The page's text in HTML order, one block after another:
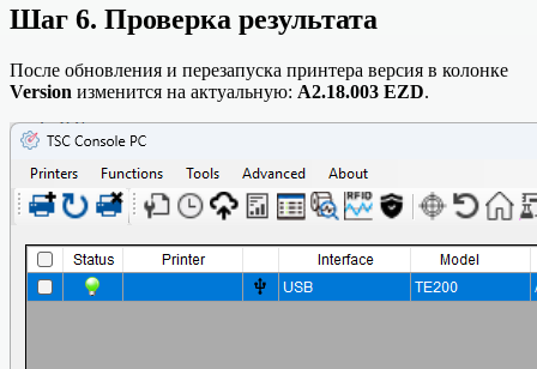
Шаг 6. Проверка результата
После обновления и перезапуска принтера версия в колонке
Version изменится на актуальную: A2.18.003 EZD.